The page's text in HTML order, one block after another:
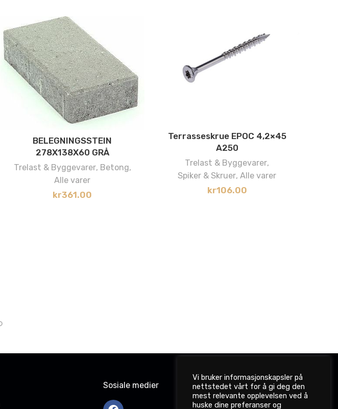
BELEGNINGSSTEIN
278X138X60 GRÅ
Trelast & Byggevarer, Betong,
Alle varer
kr361.00
Terrasseskrue EPOC 4,2×45
A250
Trelast & Byggevarer,
Spiker & Skruer, Alle varer
kr106.00
Sosiale medier
Vi bruker informasjonskapsler på
nettstedet vårt for å gi deg den
mest relevante opplevelsen ved å
huske dine preferanser og